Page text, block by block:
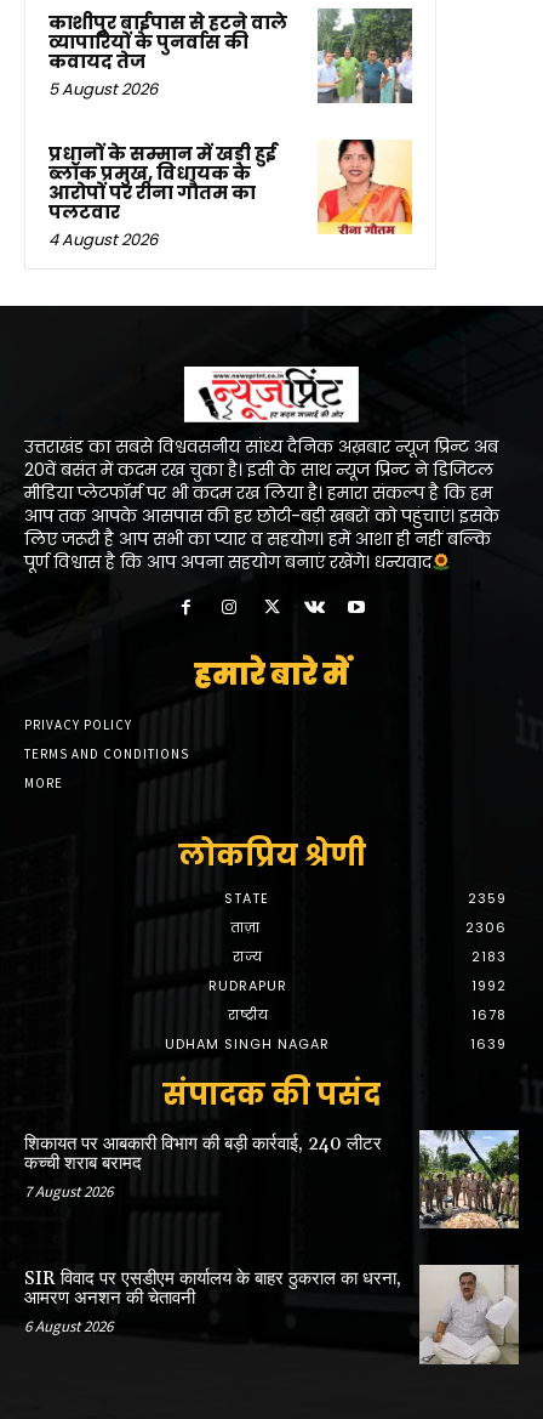
काशीपुर बाईपास से हटने वाले
व्यापारियों के पुनर्वास की
कवायद तेज
5 August 2026
प्रधानों के सम्मान में खड़ी हुई
ब्लॉक प्रमुख, विधायक के
आरोपों पर रीना गौतम का
पलटवार
4 August 2026
उत्तराखंड का सबसे विश्ववसनीय सांध्य दैनिक अख़बार न्यूज प्रिन्ट अब
20वें बसंत में कदम रख चुका है। इसी के साथ न्यूज प्रिन्ट ने डिजिटल
मीडिया प्लेटफॉर्म पर भी कदम रख लिया है। हमारा संकल्प है कि हम
आप तक आपके आसपास की हर छोटी-बड़ी खबरों को पहुंचाएं। इसके
लिए जरूरी है आप सभी का प्यार व सहयोग। हमें आशा ही नहीं बल्कि
पूर्ण विश्वास है कि आप अपना सहयोग बनाएं रखेंगे। धन्यवाद
हमारे बारे में
PRIVACY POLICY
TERMS AND CONDITIONS
MORE
लोकप्रिय श्रेणी
STATE
2359
ताज़ा
2306
राज्य
2183
RUDRAPUR
1992
राष्ट्रीय
1678
UDHAM SINGH NAGAR
1639
संपादक की पसंद
शिकायत पर आबकारी विभाग की बड़ी कार्रवाई, 240 लीटर
कच्ची शराब बरामद
7 August 2026
SIR विवाद पर एसडीएम कार्यालय के बाहर ठुकराल का धरना,
आमरण अनशन की चेतावनी
6 August 2026